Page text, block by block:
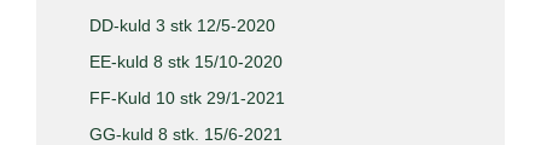
DD-kuld 3 stk 12/5-2020
EE-kuld 8 stk 15/10-2020
FF-Kuld 10 stk 29/1-2021
GG-kuld 8 stk. 15/6-2021